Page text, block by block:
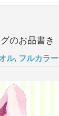
のお品書き
ル, フルカラー